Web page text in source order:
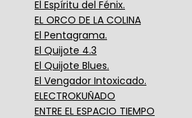
El Espíritu del Fénix.
EL ORCO DE LA COLINA
El Pentagrama.
El Quijote 4.3
El Quijote Blues.
El Vengador Intoxicado.
ELECTROKUÑADO
ENTRE EL ESPACIO TIEMPO